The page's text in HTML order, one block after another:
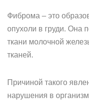
Фиброма – это
опухоли в груди. Она
ткани молочной
тканей.
Причиной такого
нарушения в